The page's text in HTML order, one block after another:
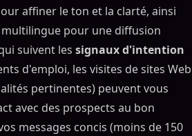
affiner le ton et la clarté, ainsi
pour une diffusion
suivent les signaux d'intention
d'emploi, les visites de sites Web
pertinentes) peuvent vous
avec des prospects au bon
messages concis (moins de 150